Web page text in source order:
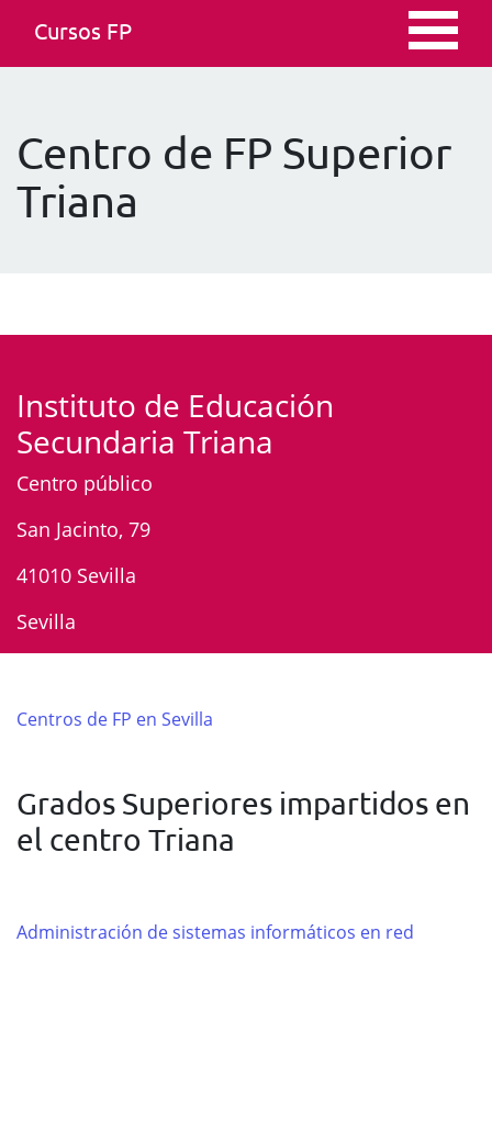
Cursos FP
Centro de FP Superior
Triana
Instituto de Educación
Secundaria Triana
Centro público
San Jacinto, 79
41010 Sevilla
Sevilla
Centros de FP en Sevilla
Grados Superiores impartidos en
el centro Triana
Administración de sistemas informáticos en red